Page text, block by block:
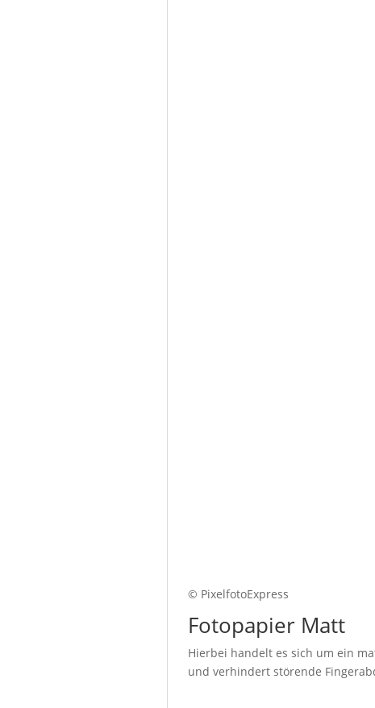
© PixelfotoExpress
Fotopapier Matt
Hierbei handelt es sich um ein
und verhindert störende